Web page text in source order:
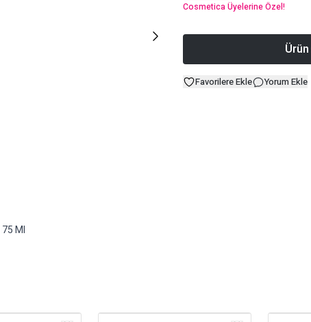
Cosmetica Üyelerine Özel!
Favorilere Ekle Yorum Ekle
Ml